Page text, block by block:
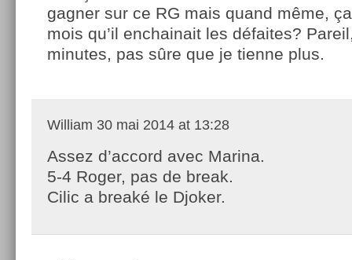
gagner sur ce RG mais quand même,
mois qu’il enchainait les défaites?
minutes, pas sûre que je tienne plus.
William 30 mai 2014 at 13:28
Assez d’accord avec Marina.
5-4 Roger, pas de break.
Cilic a breaké le Djoker.